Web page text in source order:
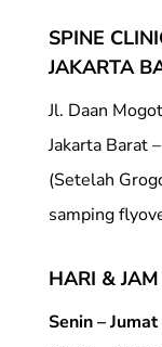
SPINE
JAKARTA
Jl. Daan
Jakarta Barat
(Setelah
samping
HARI &
Senin – Jumat